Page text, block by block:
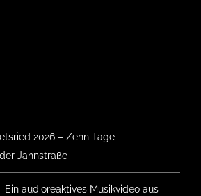
2026 – Zehn Tage
Jahnstraße
Ein audioreaktives Musikvideo aus